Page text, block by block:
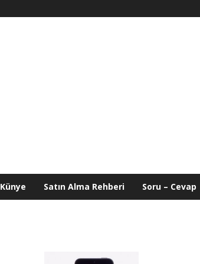
Künye Satın Alma Rehberi Soru – Cevap